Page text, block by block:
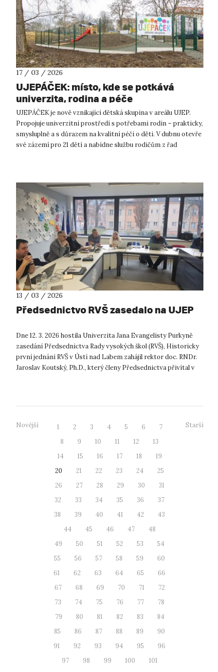
17 / 03 / 2026
UJEPÁČEK: místo, kde se potkává
univerzita, rodina a péče
UJEPÁČEK je nově vznikající dětská skupina v areálu UJEP.
Propojuje univerzitní prostředí s potřebami rodin – prakticky,
smysluplně a s důrazem na kvalitní péči o děti. V dubnu otevře
své zázemí pro 21 dětí a nabídne službu rodičům z řad
13 / 03 / 2026
Předsednictvo RVŠ zasedalo na UJEP
Dne 12. 3. 2026 hostila Univerzita Jana Evangelisty Purkyně
zasedání Předsednictva Rady vysokých škol (RVŠ), Historicky
první jednání RVŠ v Ústí nad Labem zahájil rektor doc. RNDr.
Jaroslav Koutský, Ph.D., který členy Předsednictva přivítal v
Novější 1 2 3 4 5 6
7
8
9 10 11 12
13
14
15 16 17 18
19
20
21 22 23 24
25
26
27 28 29 30
31
32
33 34 35 36
37
38
39 40 41 42
43
44
45 46 47
48
49
50 51 52 53
54
55
56 57 58 59
60
61
62 63 64 65
66
67
68 69 70 71
72
73
74 75 76 77
78
79
80 81 82 83
84
85
86 87 88 89
90
91
92 93 94 95
96
97
98 99 100
101
Starší